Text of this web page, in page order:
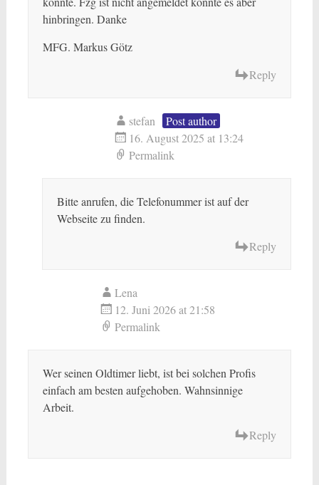
hinbringen. Danke
MFG. Markus Götz
Reply
stefan
Post author
16. August 2025 at 13:24
Permalink
Bitte anrufen, die Telefonummer ist auf der
Webseite zu finden.
Reply
Lena
12. Juni 2026 at 21:58
Permalink
Wer seinen Oldtimer liebt, ist bei solchen Profis
einfach am besten aufgehoben. Wahnsinnige
Arbeit.
Reply